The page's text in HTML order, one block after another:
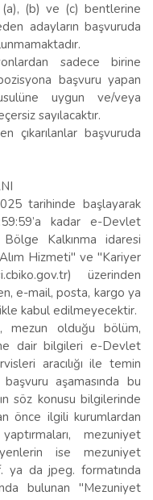
(a), (b) ve (c) bentlerine
adayların başvuruda
sadece birine
başvuru yapan
uygun ve/veya
sayılacaktır.
çıkarılanlar başvuruda
tarihinde başlayarak
kadar e-Devlet
Kalkınma idaresi
Alım Hizmeti" ve "Kariyer
üzerinden
e-mail, posta, kargo ya
kabul edilmeyecektir.
mezun olduğu bölüm,
dair bilgileri e-Devlet
aracılığı ile temin
aşamasında bu
söz konusu bilgilerinde
önce ilgili kurumlardan
mezuniyet
ise mezuniyet
ya da jpeg. formatında
bulunan "Mezuniyet